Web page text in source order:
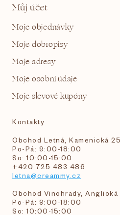
Můj účet
Moje objednávky
Moje dobropisy
Moje adresy
Moje osobní údaje
Moje slevové kupóny
Kontakty
Obchod Letná, Kamenická
Po-Pá: 9:00-18:00
So: 10:00-15:00
+420 725 483 486
letna@creammy.cz
Obchod Vinohrady, Anglická
Po-Pá: 9:00-18:00
So: 10:00-15:00